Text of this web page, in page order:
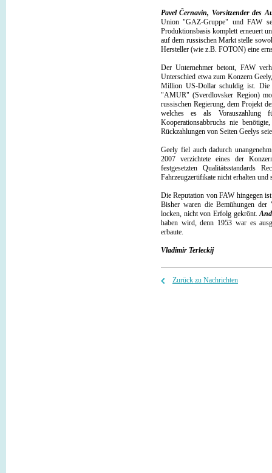
Pavel Černavin, Vorsitzender des
Union "GAZ-Gruppe" und FAW
Produktionsbasis komplett erneuert
auf dem russischen Markt stelle
Hersteller (wie z.B. FOTON) eine
Der Unternehmer betont, FAW
Unterschied etwa zum Konzern
Million US-Dollar schuldig ist. Die
"AMUR" (Sverdlovsker Region)
russischen Regierung, dem Projekt
welches es als Vorauszahlung
Kooperationsabbruchs nie
Rückzahlungen von Seiten Geelys
Geely fiel auch dadurch
2007 verzichtete eines der
festgesetzten Qualitätsstandards
Fahrzeugzertifikate nicht erhalten
Die Reputation von FAW hingegen
Bisher waren die Bemühungen
locken, nicht von Erfolg gekrönt.
haben wird, denn 1953 war es
erbaute.
Vladimir Terleckij
Zurück zu Nachrichten